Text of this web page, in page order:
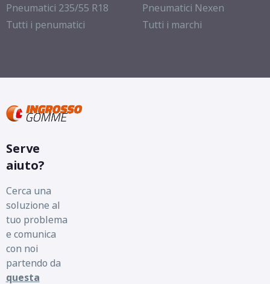
Pneumatici 235/55 R18
Tutti i penumatici
Pneumatici Nexen
Tutti i marchi
Serve
aiuto?
Cerca una
soluzione al
tuo problema
e comunica
con noi
partendo da
questa